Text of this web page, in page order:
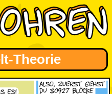
Theorie